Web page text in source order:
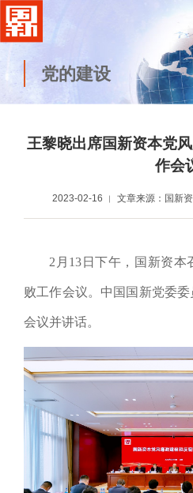
党的建设
王黎晓出席国新资本党
作会
2023-02-16 文章来源：国新
2月13日下午，国新资本
败工作会议。 中国国新党委
会议并讲话。